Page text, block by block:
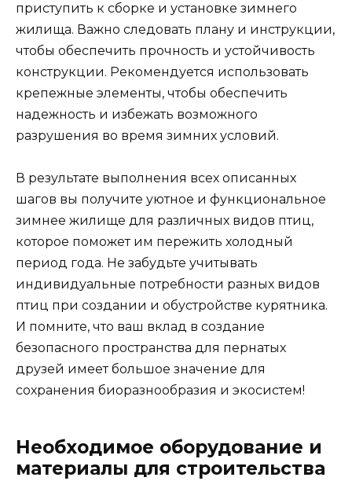
приступить к сборке и установке зимнего
жилища. Важно следовать плану и инструкции,
чтобы обеспечить прочность и устойчивость
конструкции. Рекомендуется использовать
крепежные элементы, чтобы обеспечить
надежность и избежать возможного
разрушения во время зимних условий.
В результате выполнения всех описанных
шагов вы получите уютное и функциональное
зимнее жилище для различных видов птиц,
которое поможет им пережить холодный
период года. Не забудьте учитывать
индивидуальные потребности разных видов
птиц при создании и обустройстве курятника.
И помните, что ваш вклад в создание
безопасного пространства для пернатых
друзей имеет большое значение для
сохранения биоразнообразия и экосистем!
Необходимое оборудование и
материалы для строительства